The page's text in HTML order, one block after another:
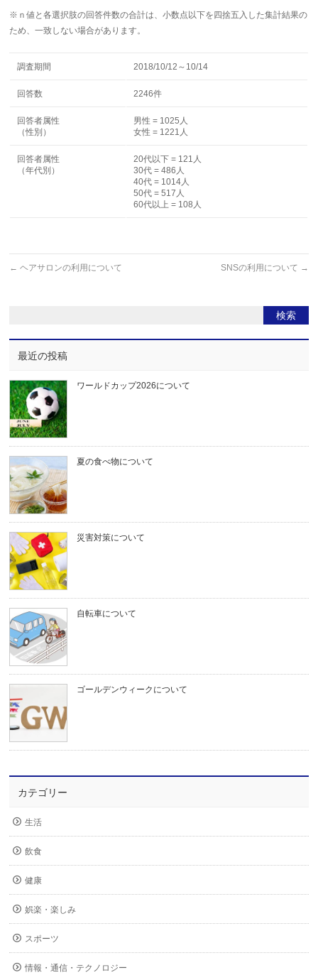
※ｎ値と各選択肢の回答件数の合計は、小数点以下を四捨五入した集計結果の
ため、一致しない場合があります。
調査期間 2018/10/12～10/14
回答数 2246件
回答者属性
（性別）
男性 = 1025人
女性 = 1221人
回答者属性
（年代別）
20代以下 = 121人
30代 = 486人
40代 = 1014人
50代 = 517人
60代以上 = 108人
← ヘアサロンの利用について SNSの利用について →
最近の投稿
ワールドカップ2026について
夏の食べ物について
災害対策について
自転車について
ゴールデンウィークについて
カテゴリー
生活
飲食
健康
娯楽・楽しみ
スポーツ
情報・通信・テクノロジー